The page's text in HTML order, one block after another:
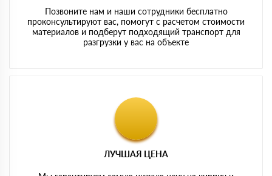
Позвоните нам и наши сотрудники бесплатно
проконсультируют вас, помогут с расчетом стоимости
материалов и подберут подходящий транспорт для
разгрузки у вас на объекте
ЛУЧШАЯ ЦЕНА